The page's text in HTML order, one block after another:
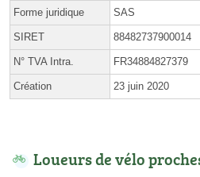
Forme juridique SAS
SIRET 88482737900014
N° TVA Intra. FR34884827379
Création 23 juin 2020
Loueurs de vélo